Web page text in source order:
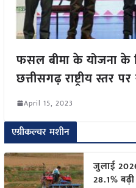
फसल बीमा के योजना के
छत्तीसगढ़ राष्ट्रीय स्तर
April 15, 2023
एग्रीकल्चर मशीन
जुलाई
28.1% बढ़ी